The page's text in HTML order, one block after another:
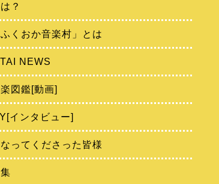
？
くおか音楽村」とは
NEWS
図鑑[動画]
インタビュー]
ってくださった皆様